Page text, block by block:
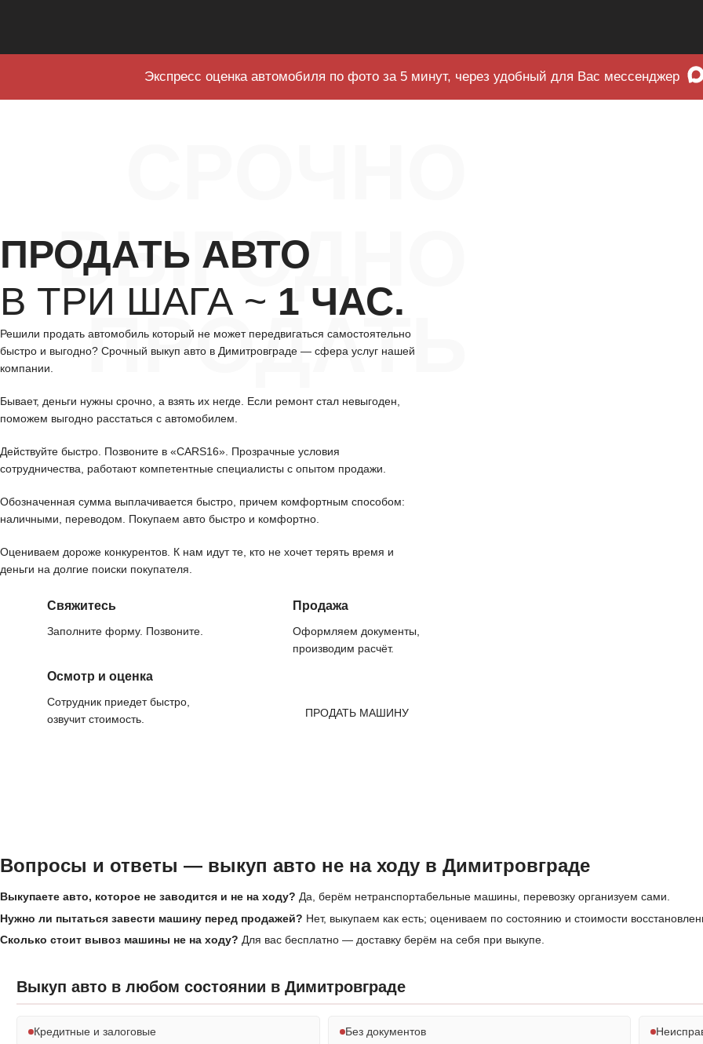
Экспресс оценка автомобиля по фото за 5 минут, через удобный для Вас мессенджер
ВЫГОДНО
ПРОДАТЬ
ПРОДАТЬ АВТО
В ТРИ ШАГА ~ 1 ЧАС.
Решили продать автомобиль который не может передвигаться самостоятельно
быстро и выгодно? Срочный выкуп авто в Димитровграде — сфера услуг нашей
компании.
Бывает, деньги нужны срочно, а взять их негде. Если ремонт стал невыгоден,
поможем выгодно расстаться с автомобилем.
Действуйте быстро. Позвоните в «CARS16». Прозрачные условия
сотрудничества, работают компетентные специалисты с опытом продажи.
Обозначенная сумма выплачивается быстро, причем комфортным способом:
наличными, переводом. Покупаем авто быстро и комфортно.
Оцениваем дороже конкурентов. К нам идут те, кто не хочет терять время и
деньги на долгие поиски покупателя.
Свяжитесь
Заполните форму. Позвоните.
Осмотр и оценка
Сотрудник приедет быстро,
озвучит стоимость.
Продажа
Оформляем документы,
производим расчёт.
ПРОДАТЬ МАШИНУ
Вопросы и ответы — выкуп авто не на ходу в Димитровграде
Выкупаете авто, которое не заводится и не на ходу? Да, берём нетранспортабельные машины, перевозку организуем сами.
Нужно ли пытаться завести машину перед продажей? Нет, выкупаем как есть; оцениваем по состоянию и стоимости
Сколько стоит вывоз машины не на ходу? Для вас бесплатно — доставку берём на себя при выкупе.
Выкуп авто в любом состоянии в Димитровграде
Кредитные и залоговые Без документов